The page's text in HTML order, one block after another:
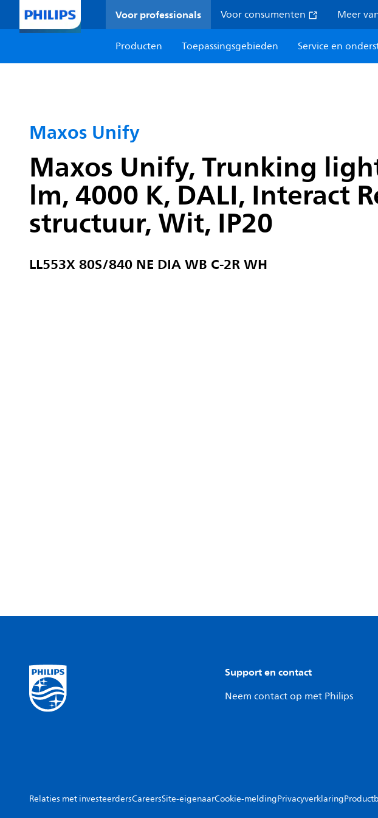
Voor professionals Voor consumenten Meer
Producten
Toepassingsgebieden Service en
Maxos Unify
Maxos Unify, Trunking
lm, 4000 K, DALI, Interact
structuur, Wit, IP20
LL553X 80S/840 NE DIA WB C-2R WH
Support en contact
Neem contact op met Philips
Relaties met investeerdersCareersSite-eigenaarCookie-meldingPrivacyverklaring